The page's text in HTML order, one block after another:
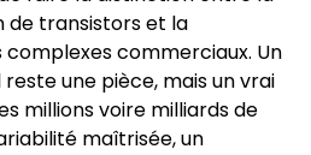
de transistors et la
commerciaux. Un
une pièce, mais un vrai
millions voire milliards de
maîtrisée, un